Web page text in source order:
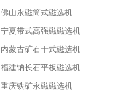
佛山永磁筒式磁选机
宁夏带式高强磁磁选机
内蒙古矿石干式磁选机
福建钠长石平板磁选机
重庆铁矿永磁磁选机